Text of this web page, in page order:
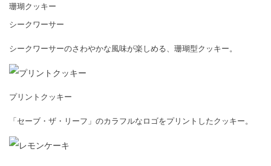
珊瑚クッキー
シークワーサー
シークワーサーのさわやかな風味が楽しめる、珊瑚型クッキー。
プリントクッキー
「セーブ・ザ・リーフ」のカラフルなロゴをプリントしたクッキー。